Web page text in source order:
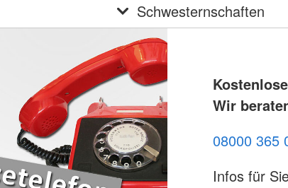
Schwesternschaften
Wir
08000 365
Infos für